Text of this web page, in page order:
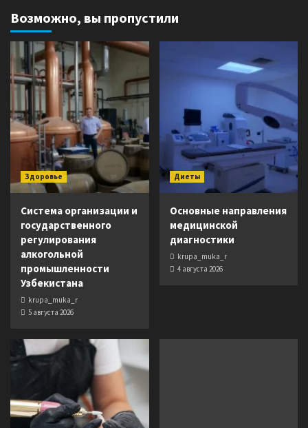
Возможно, вы пропустили
Здоровье
Система организации и
государственного
регулирования
алкогольной
промышленности
Узбекистана
krupa_muka_r
5 августа 2026
Диеты
Основные направления
медицинской
диагностики
krupa_muka_r
4 августа 2026